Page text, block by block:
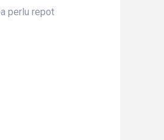
perlu repot